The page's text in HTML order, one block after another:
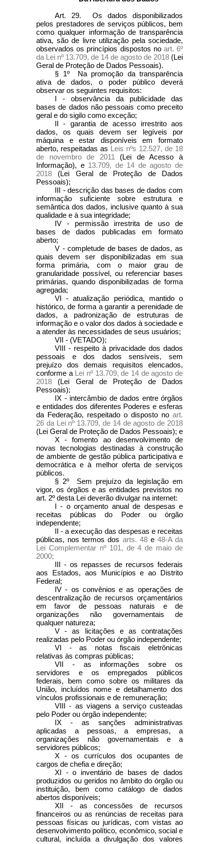
Art. 29. Os dados disponibilizados
pelos prestadores de serviços públicos, bem
como qualquer informação de transparência
ativa, são de livre utilização pela sociedade,
observados os princípios dispostos no art. 6º
da Lei nº 13.709, de 14 de agosto de 2018 (Lei
Geral de Proteção de Dados Pessoais).
§ 1º Na promoção da transparência
ativa de dados, o poder público deverá
observar os seguintes requisitos:
I - observância da publicidade das
bases de dados não pessoais como preceito
geral e do sigilo como exceção;
II - garantia de acesso irrestrito aos
dados, os quais devem ser legíveis por
máquina e estar disponíveis em formato
aberto, respeitadas as Leis nºs 12.527, de 18
de novembro de 2011
(Lei de Acesso à
Informação), e 13.709, de 14 de agosto de
2018 (Lei Geral de Proteção de Dados
Pessoais);
III - descrição das bases de dados com
informação suficiente sobre estrutura e
semântica dos dados, inclusive quanto à sua
qualidade e à sua integridade;
IV - permissão irrestrita de uso de
bases de dados publicadas em formato
aberto;
V - completude de bases de dados, as
quais devem ser disponibilizadas em sua
forma primária, com o maior grau de
granularidade possível, ou referenciar bases
primárias, quando disponibilizadas de forma
agregada;
VI - atualização periódica, mantido o
histórico, de forma a garantir a perenidade de
dados, a padronização de estruturas de
informação e o valor dos dados à sociedade e
a atender às necessidades de seus usuários;
VII - (VETADO);
VIII - respeito à privacidade dos dados
pessoais e dos dados sensíveis, sem
prejuízo dos demais requisitos elencados,
conforme a Lei nº 13.709, de 14 de agosto de
2018 (Lei Geral de Proteção de Dados
Pessoais);
IX - intercâmbio de dados entre órgãos
e entidades dos diferentes Poderes e esferas
da Federação, respeitado o disposto no art.
26 da Lei nº 13.709, de 14 de agosto de 2018
(Lei Geral de Proteção de Dados Pessoais); e
X - fomento ao desenvolvimento de
novas tecnologias destinadas à construção
de ambiente de gestão pública participativa e
democrática e à melhor oferta de serviços
públicos.
§ 2º Sem prejuízo da legislação em
vigor, os órgãos e as entidades previstos no
art. 2º desta Lei deverão divulgar na internet:
I - o orçamento anual de despesas e
receitas públicas do Poder ou órgão
independente;
II - a execução das despesas e receitas
públicas, nos termos dos arts. 48 e 48-A da
Lei Complementar nº 101, de 4 de maio de
2000;
III - os repasses de recursos federais
aos Estados, aos Municípios e ao Distrito
Federal;
IV - os convênios e as operações de
descentralização de recursos orçamentários
em favor de pessoas naturais e de
organizações não governamentais de
qualquer natureza;
V - as licitações e as contratações
realizadas pelo Poder ou órgão independente;
VI - as notas fiscais eletrônicas
relativas às compras públicas;
VII - as informações sobre os
servidores e os empregados públicos
federais, bem como sobre os militares da
União, incluídos nome e detalhamento dos
vínculos profissionais e de remuneração;
VIII - as viagens a serviço custeadas
pelo Poder ou órgão independente;
IX - as sanções administrativas
aplicadas a pessoas, a empresas, a
organizações não governamentais e a
servidores públicos;
X - os currículos dos ocupantes de
cargos de chefia e direção;
XI - o inventário de bases de dados
produzidos ou geridos no âmbito do órgão ou
instituição, bem como catálogo de dados
abertos disponíveis;
XII - as concessões de recursos
financeiros ou as renúncias de receitas para
pessoas físicas ou jurídicas, com vistas ao
desenvolvimento político, econômico, social e
cultural, incluída a divulgação dos valores